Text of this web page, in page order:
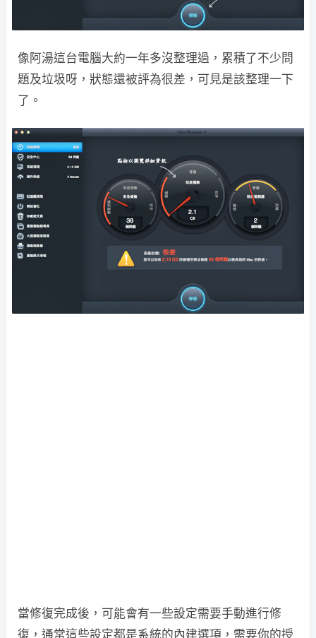
像阿湯這台電腦大約一年多沒整理過，累積了不少問
題及垃圾呀，狀態還被評為很差，可見是該整理一下
了。
當修復完成後，可能會有一些設定需要手動進行修
復，通常這些設定都是系統的內建選項，需要你的授